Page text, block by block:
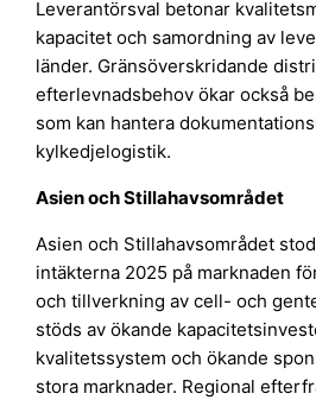
Leverantörsval betonar
kapacitet och samordning av
länder. Gränsöverskridande
efterlevnadsbehov ökar också
som kan hantera
kylkedjelogistik.
Asien och Stillahavsområdet
Asien och Stillahavsområdet
intäkterna 2025 på marknaden
och tillverkning av cell- och
stöds av ökande
kvalitetssystem och ökande
stora marknader. Regional